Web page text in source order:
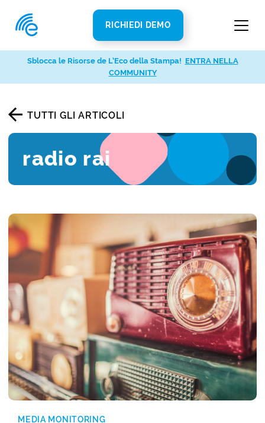
RICHIEDI DEMO
TUTTI GLI ARTICOLI
radio rai
MEDIA MONITORING
Sblocca le Risorse de L’Eco della Stampa! ENTRA NELLA
COMMUNITY